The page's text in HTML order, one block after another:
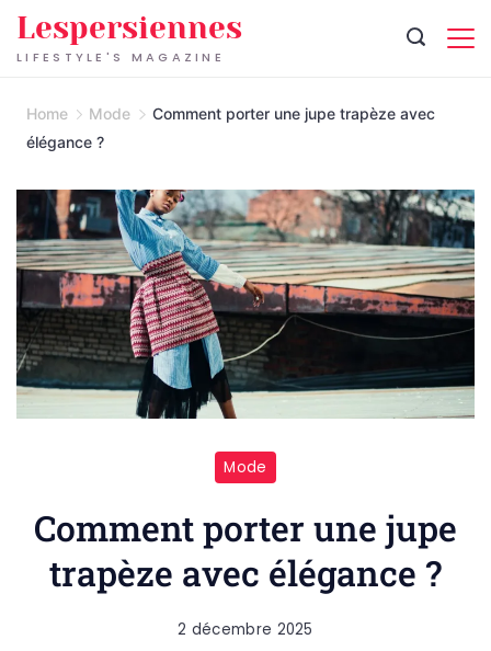
Skip
toLIFESTYLE'S MAGAZINE
Lespersiennes
Home Mode
Comment porter une jupe trapèze avec
élégance ?
Mode
Comment porter une jupe
trapèze avec élégance ?
2 décembre 2025